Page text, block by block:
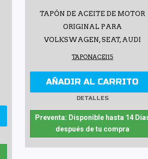
TAPÓN DE ACEITE DE MOTOR
ORIGINAL PARA
VOLKSWAGEN, SEAT, AUDI
TAPONACEI15
AÑADIR AL CARRITO
DETALLES
Preventa: Disponible hasta 14
después de tu compra